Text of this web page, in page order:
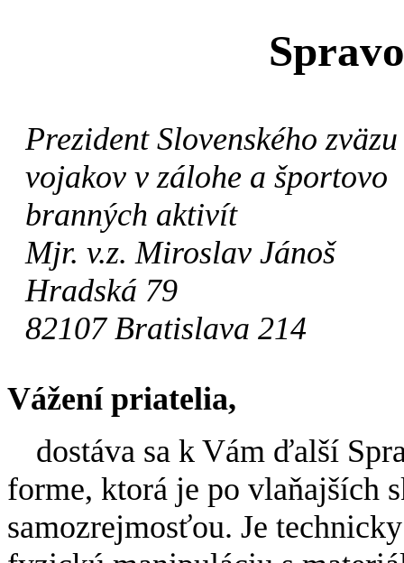
Prezident Slovenského zväzu
vojakov v zálohe a športovo
branných aktivít
Mjr. v.z. Miroslav Jánoš
Hradská 79
82107 Bratislava 214
Vážení priatelia,
dostáva sa k Vám ďalší
forme, ktorá je po vlaňajších
samozrejmosťou. Je